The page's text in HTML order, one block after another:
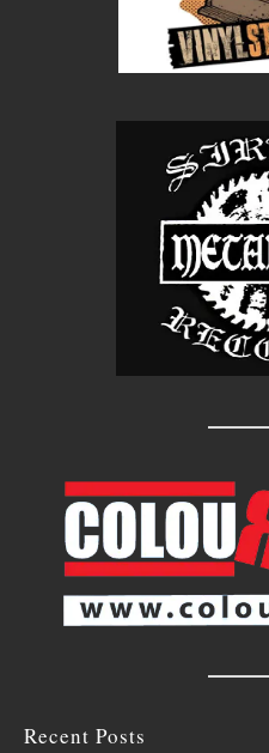
Recent Posts